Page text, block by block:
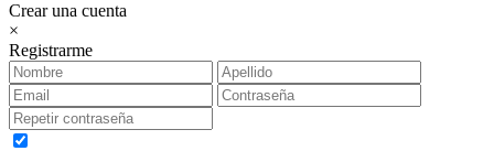
Crear una cuenta
×
Registrarme